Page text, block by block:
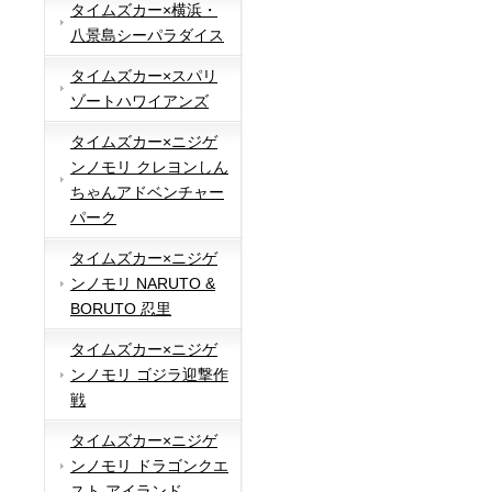
タイムズカー×横浜・
八景島シーパラダイス
タイムズカー×スパリ
ゾートハワイアンズ
タイムズカー×ニジゲ
ンノモリ クレヨンしん
ちゃんアドベンチャー
パーク
タイムズカー×ニジゲ
ンノモリ NARUTO &
BORUTO 忍里
タイムズカー×ニジゲ
ンノモリ ゴジラ迎撃作
戦
タイムズカー×ニジゲ
ンノモリ ドラゴンクエ